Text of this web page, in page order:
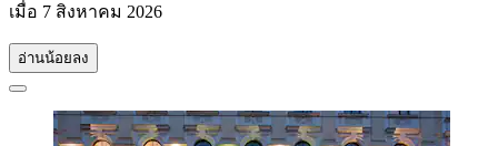
เมื่อ 7 สิงหาคม 2026
อ่านน้อยลง